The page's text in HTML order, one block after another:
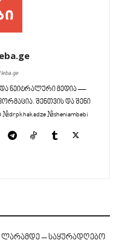
ნეიტრალური მედია —
შენთვის და შენი
#sheniambebi
ლარამდე – საყურადღებო